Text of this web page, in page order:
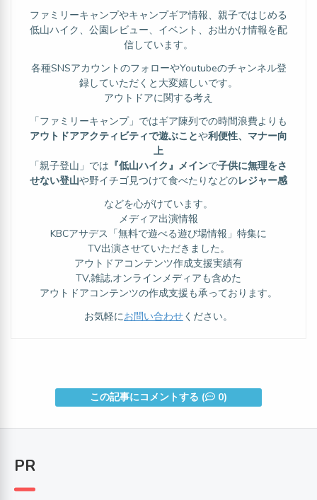
ファミリーキャンプやキャンプギア情報、親子ではじめる
低山ハイク、公園レビュー、イベント、お出かけ情報を配
信しています。
各種SNSアカウントのフォローやYoutubeのチャンネル登
録していただくと大変嬉しいです。
アウトドアに関する考え
「ファミリーキャンプ」ではギア陳列での時間浪費よりも
アウトドアアクティビティで遊ぶことや利便性、マナー向
上
「親子登山」では 『低山ハイク』メインで子供に無理をさ
せない登山や野イチゴ見つけて食べたりなどのレジャー感
などを心がけています。
メディア出演情報
KBCアサデス「無料で遊べる遊び場情報」特集に
TV出演させていただきました。
アウトドアコンテンツ作成支援実績有
TV,雑誌,オンラインメディアも含めた
アウトドアコンテンツの作成支援も承っております。
お気軽にお問い合わせください。
この記事にコメントする ( 0)
PR